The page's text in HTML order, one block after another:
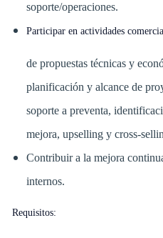
soporte/operaciones.
Participar en actividades
de propuestas técnicas y
planificación y alcance de
soporte a preventa,
mejora, upselling y cross-
Contribuir a la mejora
internos.
Requisitos: